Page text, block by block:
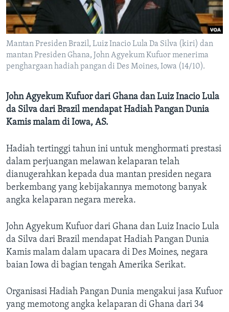
Mantan Presiden Brazil, Luiz Inacio Lula Da Silva (kiri) dan
mantan Presiden Ghana, John Agyekum Kufuor menerima
penghargaan hadiah pangan di Des Moines, Iowa (14/10).
John Agyekum Kufuor dari Ghana dan Luiz Inacio Lula
da Silva dari Brazil mendapat Hadiah Pangan Dunia
Kamis malam di Iowa, AS.
Hadiah tertinggi tahun ini untuk menghormati prestasi
dalam perjuangan melawan kelaparan telah
dianugerahkan kepada dua mantan presiden negara
berkembang yang kebijakannya memotong banyak
angka kelaparan negara mereka.
John Agyekum Kufuor dari Ghana dan Luiz Inacio Lula
da Silva dari Brazil mendapat Hadiah Pangan Dunia
Kamis malam dalam upacara di Des Moines, negara
baian Iowa di bagian tengah Amerika Serikat.
Organisasi Hadiah Pangan Dunia mengakui jasa Kufuor
yang memotong angka kelaparan di Ghana dari 34